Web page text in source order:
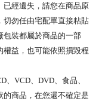
已經遺失，請您在商品原
切勿任由宅配單直接粘貼
包裝都屬於商品的一部
益，也可能依照損毀程
、VCD、DVD、食品、
商品，在您還不確定是